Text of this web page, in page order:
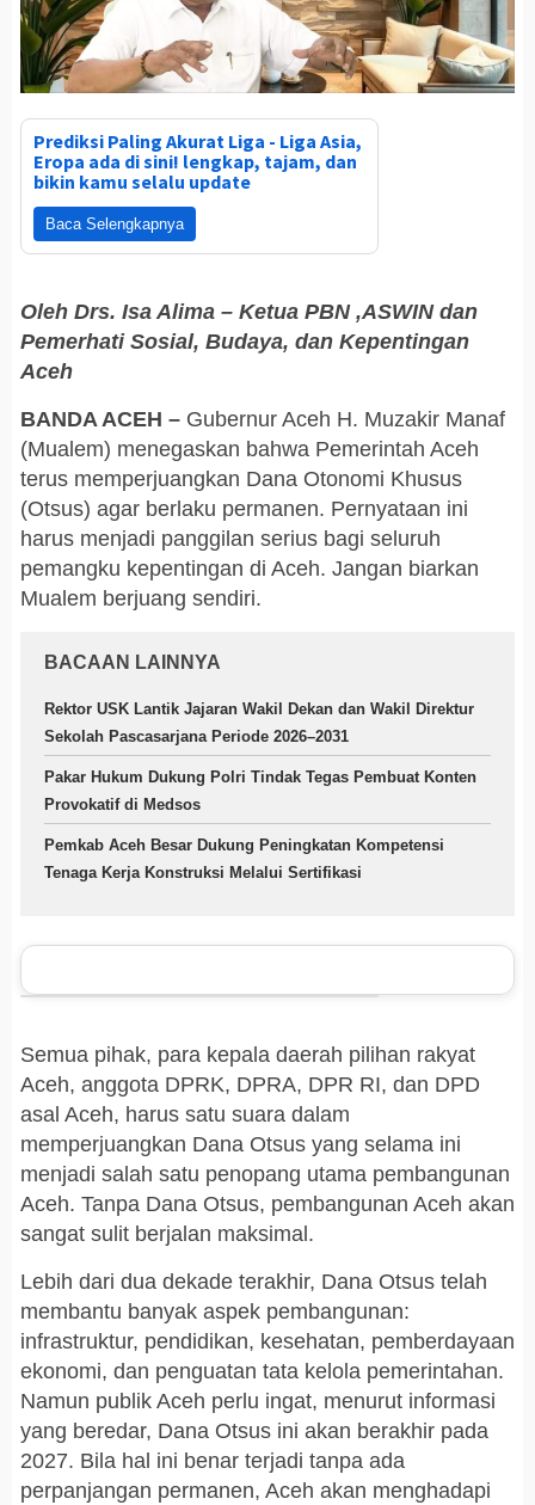
Prediksi Paling Akurat Liga - Liga Asia,
Eropa ada di sini! lengkap, tajam, dan
bikin kamu selalu update
Baca Selengkapnya
Oleh Drs. Isa Alima – Ketua PBN ,ASWIN dan
Pemerhati Sosial, Budaya, dan Kepentingan
Aceh
BANDA ACEH – Gubernur Aceh H. Muzakir Manaf
(Mualem) menegaskan bahwa Pemerintah Aceh
terus memperjuangkan Dana Otonomi Khusus
(Otsus) agar berlaku permanen. Pernyataan ini
harus menjadi panggilan serius bagi seluruh
pemangku kepentingan di Aceh. Jangan biarkan
Mualem berjuang sendiri.
BACAAN LAINNYA
Rektor USK Lantik Jajaran Wakil Dekan dan Wakil Direktur
Sekolah Pascasarjana Periode 2026–2031
Pakar Hukum Dukung Polri Tindak Tegas Pembuat Konten
Provokatif di Medsos
Pemkab Aceh Besar Dukung Peningkatan Kompetensi
Tenaga Kerja Konstruksi Melalui Sertifikasi
Semua pihak, para kepala daerah pilihan rakyat
Aceh, anggota DPRK, DPRA, DPR RI, dan DPD
asal Aceh, harus satu suara dalam
memperjuangkan Dana Otsus yang selama ini
menjadi salah satu penopang utama pembangunan
Aceh. Tanpa Dana Otsus, pembangunan Aceh akan
sangat sulit berjalan maksimal.
Lebih dari dua dekade terakhir, Dana Otsus telah
membantu banyak aspek pembangunan:
infrastruktur, pendidikan, kesehatan, pemberdayaan
ekonomi, dan penguatan tata kelola pemerintahan.
Namun publik Aceh perlu ingat, menurut informasi
yang beredar, Dana Otsus ini akan berakhir pada
2027. Bila hal ini benar terjadi tanpa ada
perpanjangan permanen, Aceh akan menghadapi